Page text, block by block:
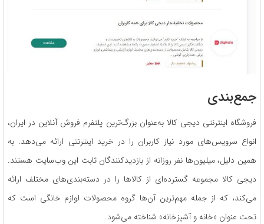
جمع‌بندی
فروشگاه اینترنتی دیجی‌ کالا به‌عنوان بزرگ‌ترین پلتفرم فروش آنلاین در ایران،
انواع سرویس‌های مورد نیاز کاربران را در خرید اینترنتی ارائه می‌دهد. به
همین دلیل، میلیون‌ها نفر روزانه از بازدیدکنندگان ثابت این وب‌سایت هستند.
دیجی‌ کالا مجموعه گسترده‌ای از کالاها را در دسته‌بندی‌های مختلف ارائه
می‌کند، که از جمله مهم‌ترین آن‌ها گروه محصولات لوازم خانگی است که
تحت عنوان «خانه و آشپزخانه» شناخته می‌شود.